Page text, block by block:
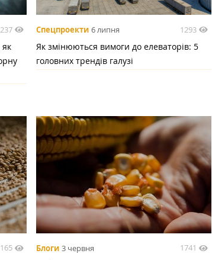
Спецпроекти 6 липня 1293
Як змінюються вимоги до елеваторів: 5
головних трендів галузі
Блоги 3 червня 1741